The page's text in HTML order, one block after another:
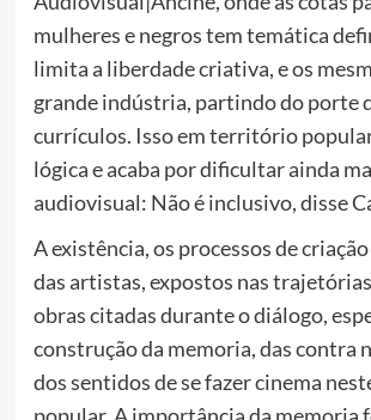
mulheres e negros tem temática
limita a liberdade criativa, e os
grande indústria, partindo do porte
currículos. Isso em território
lógica e acaba por dificultar ainda
audiovisual: Não é inclusivo, disse
A existência, os processos de
das artistas, expostos nas
obras citadas durante o diálogo,
construção da memoria, das contra
dos sentidos de se fazer cinema